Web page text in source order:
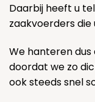
Daarbij heeft u
zaakvoerders
We hanteren
doordat we zo
ook steeds snel